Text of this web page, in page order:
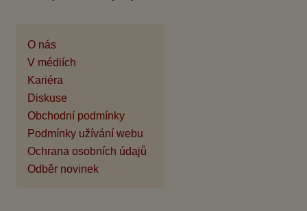
O nás
V médiích
Kariéra
Diskuse
Obchodní podmínky
Podmínky užívání webu
Ochrana osobních údajů
Odběr novinek